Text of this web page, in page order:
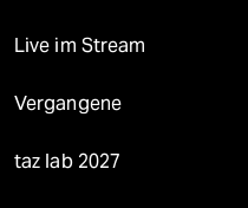
Live im Stream
Vergangene
taz lab 2027